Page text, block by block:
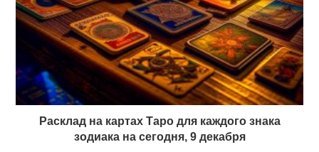
Расклад на картах Таро для каждого знака
зодиака на сегодня, 9 декабря